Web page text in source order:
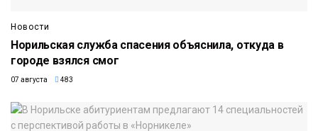
Новости
Норильская служба спасения объяснила, откуда в
городе взялся смог
07 августа 483